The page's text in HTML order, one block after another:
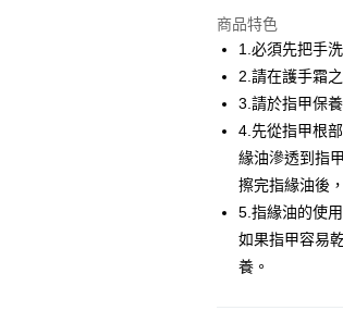
Apple Pay
悠遊付
ATM付款
運送方式
全家取貨付款
每筆NT$65，滿
商品特色
1.必須先把手
2.請在護手霜
3.請於指甲保
4.先從指甲根
緣油滲透到指
擦完指緣油後
5.指緣油的使
如果指甲容易
養。